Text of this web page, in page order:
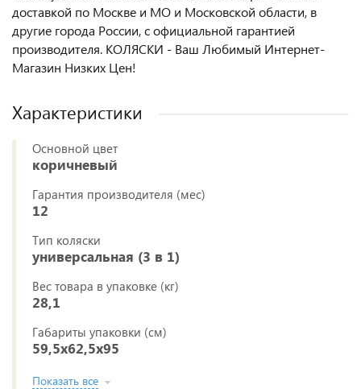
доставкой по Москве и МО и Московской области, в
другие города России, с официальной гарантией
производителя. КОЛЯСКИ - Ваш Любимый Интернет-
Магазин Низких Цен!
Характеристики
Основной цвет
коричневый
Гарантия производителя (мес)
12
Тип коляски
универсальная (3 в 1)
Вес товара в упаковке (кг)
28,1
Габариты упаковки (см)
59,5x62,5x95
Показать все